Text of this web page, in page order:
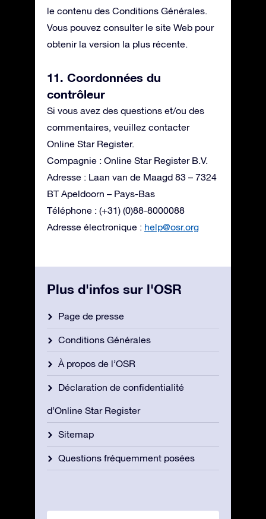
le contenu des Conditions Générales.
Vous pouvez consulter le site Web pour
obtenir la version la plus récente.
11. Coordonnées du
contrôleur
Si vous avez des questions et/ou des
commentaires, veuillez contacter
Online Star Register.
Compagnie : Online Star Register B.V.
Adresse : Laan van de Maagd 83 – 7324
BT Apeldoorn – Pays-Bas
Téléphone : (+31) (0)88-8000088
Adresse électronique : help@osr.org
Plus d'infos sur l'OSR
Page de presse
Conditions Générales
À propos de l’OSR
Déclaration de confidentialité
d’Online Star Register
Sitemap
Questions fréquemment posées